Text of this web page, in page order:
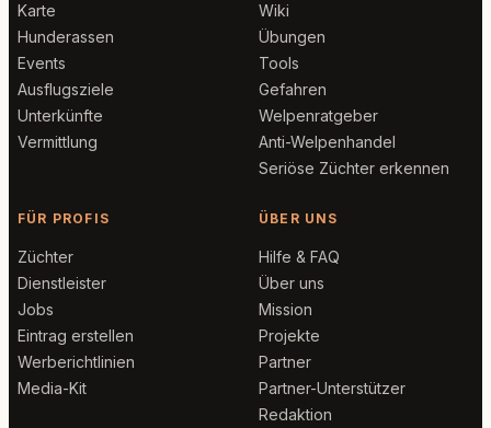
Karte
Hunderassen
Events
Ausflugsziele
Unterkünfte
Vermittlung
Wiki
Übungen
Tools
Gefahren
Welpenratgeber
Anti-Welpenhandel
Seriöse Züchter erkennen
FÜR PROFIS
Züchter
Dienstleister
Jobs
Eintrag erstellen
Werberichtlinien
Media-Kit
ÜBER UNS
Hilfe & FAQ
Über uns
Mission
Projekte
Partner
Partner-Unterstützer
Redaktion